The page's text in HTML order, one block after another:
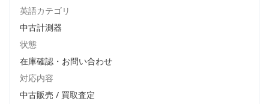
英語カテゴリ
中古計測器
状態
在庫確認・お問い合わせ
対応内容
中古販売 / 買取査定